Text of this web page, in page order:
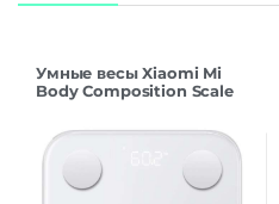
Умные весы Xiaomi Mi
Body Composition Scale